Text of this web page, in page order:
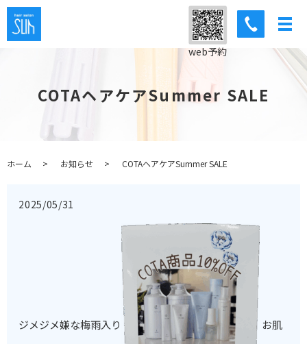
web予約
COTAヘアケアSummer SALE
ホーム お知らせ COTAヘアケアSummer SALE
2025/05/31
ジメジメ嫌な梅雨入り お肌